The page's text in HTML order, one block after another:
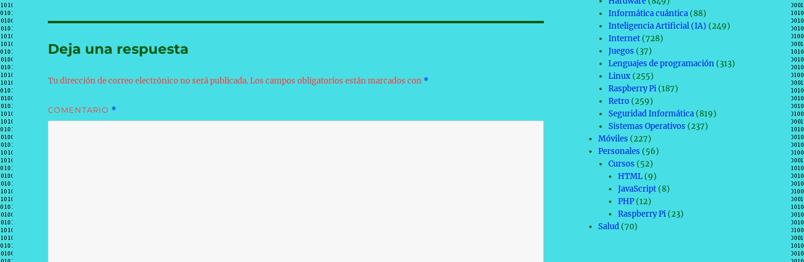
Deja una respuesta
Tu dirección de correo electrónico no será publicada.Los campos obligatorios están marcados con *
COMENTARIO *
Informática cuántica(88)
Inteligencia Artificial (IA) (249)
Internet(728)
Juegos (37)
Lenguajes de programación(313)
Linux(255)
Raspberry Pi(187)
Retro(259)
Seguridad Informática(819)
Sistemas Operativos (237)
Móviles (227)
Personales (56)
Cursos (52)
HTML(9)
JavaScript(8)
PHP(12)
Raspberry Pi(23)
Salud (70)